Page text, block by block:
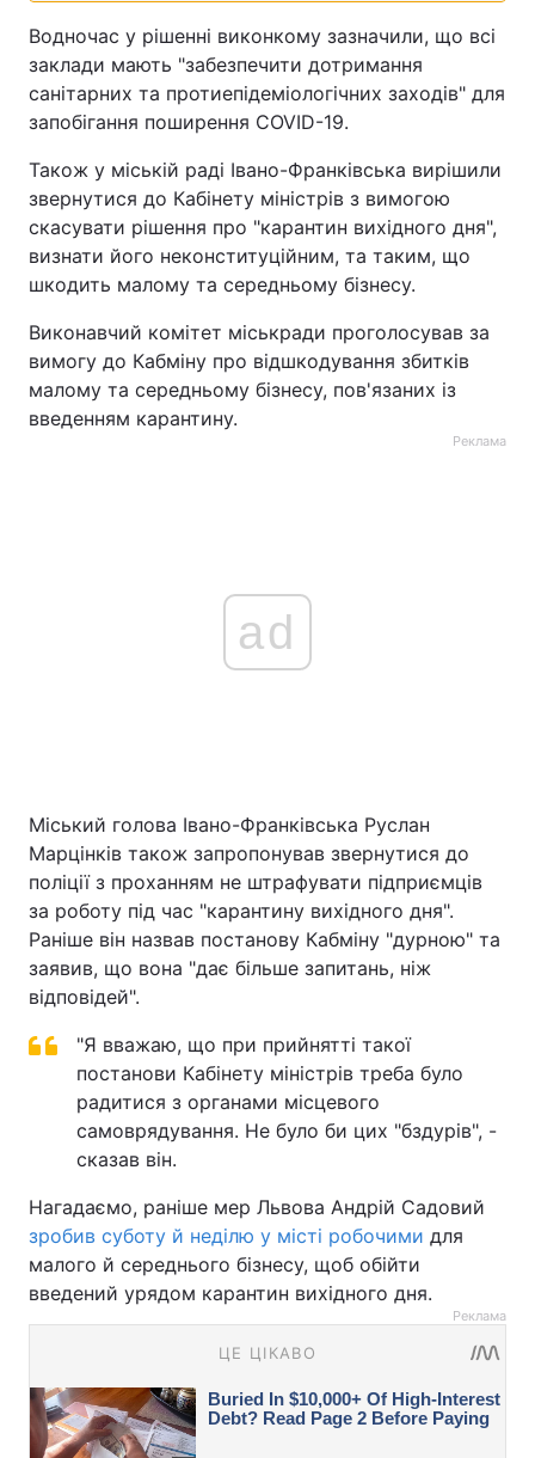
Водночас у рішенні виконкому зазначили, що всі
заклади мають "забезпечити дотримання
санітарних та протиепідеміологічних заходів" для
запобігання поширення COVID-19.
Також у міській раді Івано-Франківська вирішили
звернутися до Кабінету міністрів з вимогою
скасувати рішення про "карантин вихідного дня",
визнати його неконституційним, та таким, що
шкодить малому та середньому бізнесу.
Виконавчий комітет міськради проголосував за
вимогу до Кабміну про відшкодування збитків
малому та середньому бізнесу, пов'язаних із
введенням карантину.
Реклама
ad
Міський голова Івано-Франківська Руслан
Марцінків також запропонував звернутися до
поліції з проханням не штрафувати підприємців
за роботу під час "карантину вихідного дня".
Раніше він назвав постанову Кабміну "дурною" та
заявив, що вона "дає більше запитань, ніж
відповідей".
"Я вважаю, що при прийнятті такої
постанови Кабінету міністрів треба було
радитися з органами місцевого
самоврядування. Не було би цих "бздурів", -
сказав він.
Нагадаємо, раніше мер Львова Андрій Садовий
зробив суботу й неділю у місті робочими для
малого й середнього бізнесу, щоб обійти
введений урядом карантин вихідного дня.
Реклама